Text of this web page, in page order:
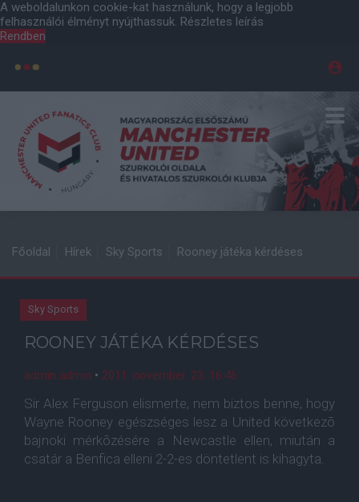
A weboldalunkon cookie-kat használunk, hogy a legjobb
felhasználói élményt nyújthassuk. Részletes leírás
Rendben
Főoldal Hírek Sky Sports Rooney játéka kérdéses
Sky Sports
ROONEY JÁTÉKA KÉRDÉSES
admin admin • 2011. november. 23. 16:46
Sir Alex Ferguson elismerte, nem biztos benne, hogy
Wayne Rooney egészséges lesz a United következõ
bajnoki mérkõzésére a Newcastle ellen, miután a
csatár a Benfica elleni 2-2-es döntetlent is kihagyta.